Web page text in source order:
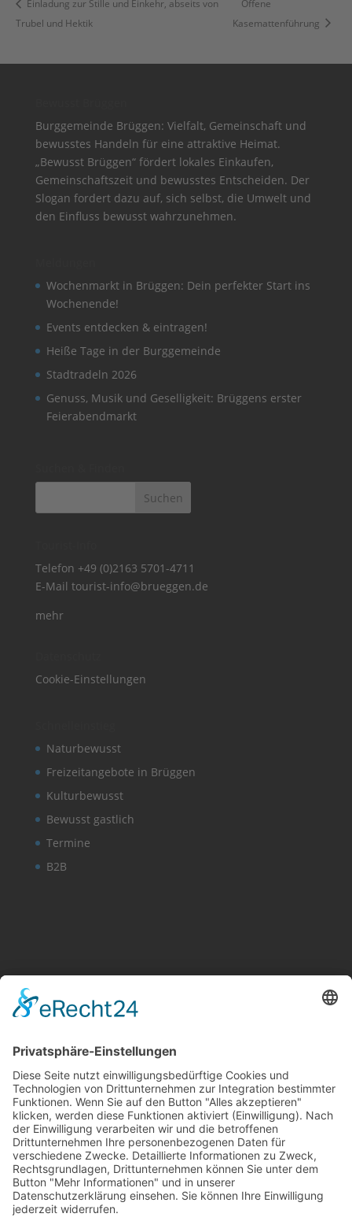
Einladung zur Stille und Einkehr, abseits von
Trubel und Hektik
Offene
Kasemattenführung
Burggemeinde Brüggen: Vielfalt, Gemeinschaft und
bewusstes Handeln für eine attraktive Heimat.
„Bewusst Brüggen“ fördert lokales Einkaufen,
Gemeinschaftszeit und bewusstes Entscheiden. Der
Slogan fordert dazu auf, sich selbst, die Umwelt und
den Einfluss bewusst wahrzunehmen.
Wochenmarkt in Brüggen: Dein perfekter Start ins
Wochenende!
Events entdecken & eintragen!
Heiße Tage in der Burggemeinde
Stadtradeln 2026
Genuss, Musik und Geselligkeit: Brüggens erster
Feierabendmarkt
Telefon +49 (0)2163 5701-4711
E-Mail tourist-info@brueggen.de
mehr
Cookie-Einstellungen
Naturbewusst
Freizeitangebote in Brüggen
Kulturbewusst
Bewusst gastlich
Termine
B2B